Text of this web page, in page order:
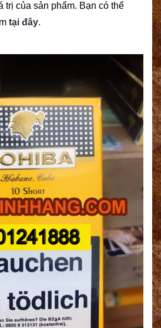
trị của sản phẩm. Bạn có thể
tại đây.